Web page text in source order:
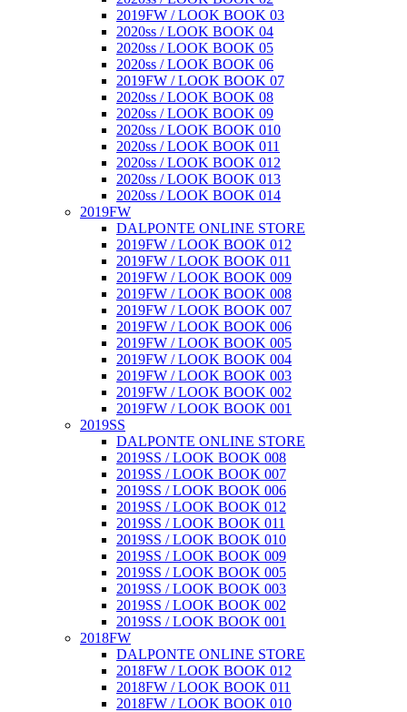
2019FW / LOOK BOOK 03
2020ss / LOOK BOOK 04
2020ss / LOOK BOOK 05
2020ss / LOOK BOOK 06
2019FW / LOOK BOOK 07
2020ss / LOOK BOOK 08
2020ss / LOOK BOOK 09
2020ss / LOOK BOOK 010
2020ss / LOOK BOOK 011
2020ss / LOOK BOOK 012
2020ss / LOOK BOOK 013
2020ss / LOOK BOOK 014
2019FW
DALPONTE ONLINE STORE
2019FW / LOOK BOOK 012
2019FW / LOOK BOOK 011
2019FW / LOOK BOOK 009
2019FW / LOOK BOOK 008
2019FW / LOOK BOOK 007
2019FW / LOOK BOOK 006
2019FW / LOOK BOOK 005
2019FW / LOOK BOOK 004
2019FW / LOOK BOOK 003
2019FW / LOOK BOOK 002
2019FW / LOOK BOOK 001
2019SS
DALPONTE ONLINE STORE
2019SS / LOOK BOOK 008
2019SS / LOOK BOOK 007
2019SS / LOOK BOOK 006
2019SS / LOOK BOOK 012
2019SS / LOOK BOOK 011
2019SS / LOOK BOOK 010
2019SS / LOOK BOOK 009
2019SS / LOOK BOOK 005
2019SS / LOOK BOOK 003
2019SS / LOOK BOOK 002
2019SS / LOOK BOOK 001
2018FW
DALPONTE ONLINE STORE
2018FW / LOOK BOOK 012
2018FW / LOOK BOOK 011
2018FW / LOOK BOOK 010